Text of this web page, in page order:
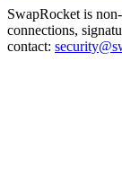
SwapRocket is
connections,
contact: